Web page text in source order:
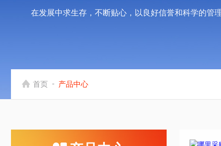
在发展中求生存，不断贴心，以良好信誉和科学的管
首页 - 产品中心